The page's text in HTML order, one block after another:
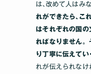
は､改めて人はみ
れができたら､こ
はそれぞれの国
ればなりません。
り丁寧に伝えてい
れが伝えられなけ